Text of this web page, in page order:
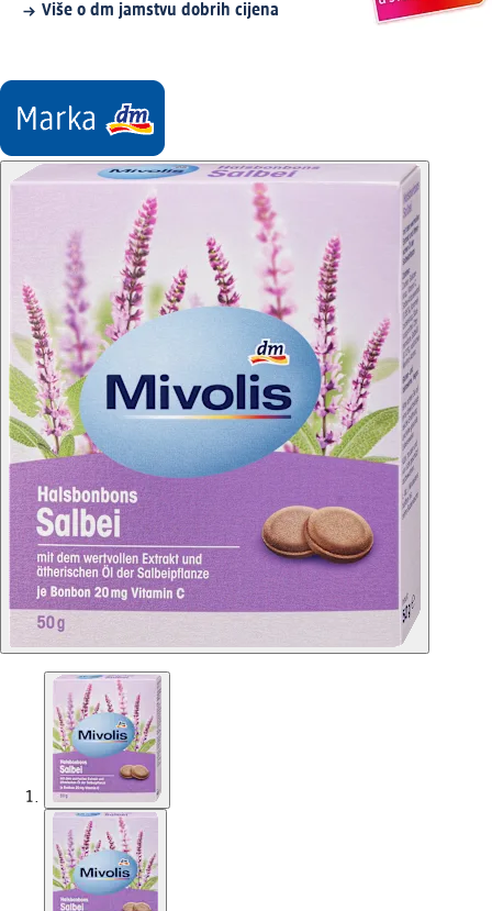
Više o dm jamstvu dobrih cijena